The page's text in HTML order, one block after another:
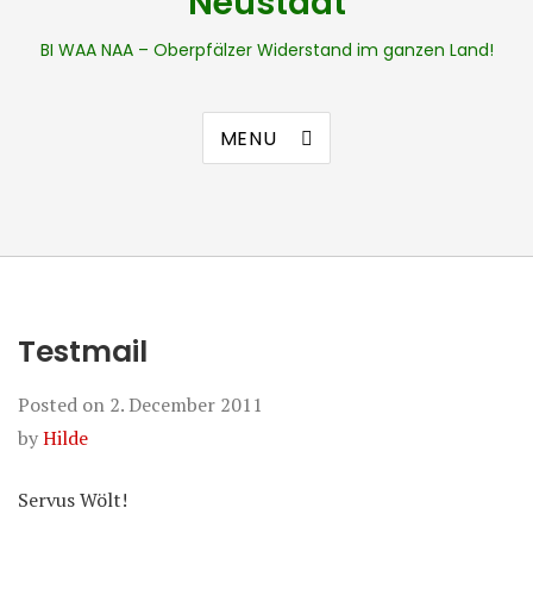
BI WAA NAA – Oberpfälzer Widerstand im ganzen Land!
MENU
Testmail
Posted on 2. December 2011
byHilde
Servus Wölt!